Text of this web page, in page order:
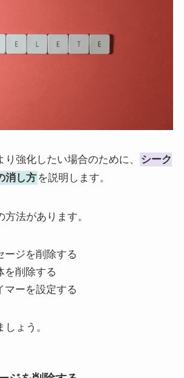
強化したい場合のために、
シーク
消し方 を説明します。
法があります。
ージを削除する
を削除する
マーを設定する
ょう。